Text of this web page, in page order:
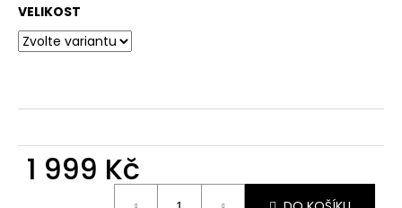
VELIKOST
1 999 Kč